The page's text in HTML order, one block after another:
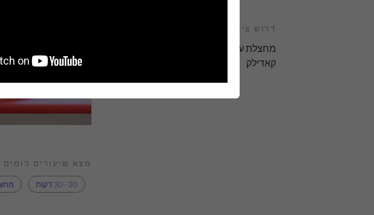
דרוש ציוד
מחצלת עם משקולות זרוע או רגל
קאדילק
מצא שיעורים דומים
20 - 30 דקות